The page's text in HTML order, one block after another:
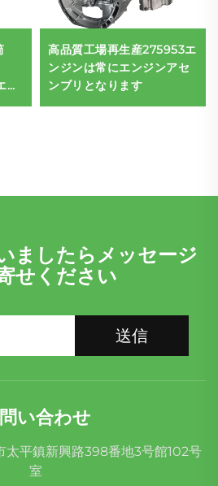
高品質工場再生産275953エ
ンジンは常にエンジンアセ
ンブリとなります
ましたらメッセージ
せください
送信
い合わせ
太平鎮新興路398番地3号館102号
室